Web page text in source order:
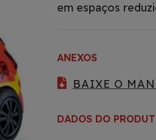
em espaços
ANEXOS
BAIXE O
DADOS DO